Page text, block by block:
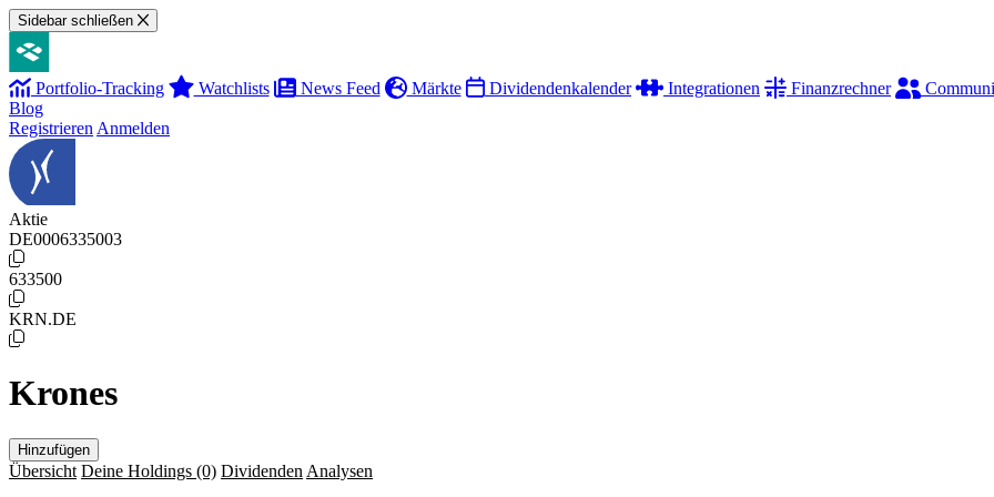
Sidebar schließen
Portfolio-Tracking Watchlists News Feed Märkte Dividendenkalender Integrationen Finanzrechner
Blog
Registrieren Anmelden
Aktie
DE0006335003
633500
KRN.DE
Krones
Hinzufügen
Übersicht Deine Holdings (0) Dividenden Analysen